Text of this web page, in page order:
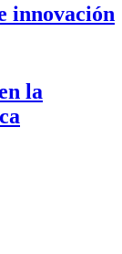
innovación
la